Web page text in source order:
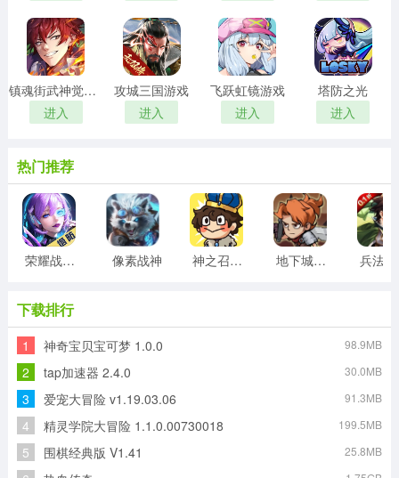
镇魂街武神觉醒游戏
进入
攻城三国游戏
进入
飞跃虹镜游戏
进入
塔防之光
进入
热门推荐
荣耀战争游戏 像素战神 神之召唤游戏 地下城与领主
下载排行
1 神奇宝贝宝可梦 1.0.0 98.9MB
2 tap加速器 2.4.0 30.0MB
3 爱宠大冒险 v1.19.03.06 91.3MB
4 精灵学院大冒险 1.1.0.00730018 199.5MB
5 围棋经典版 V1.41 25.8MB